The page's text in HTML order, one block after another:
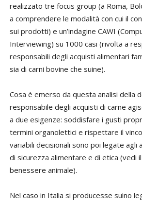
realizzato tre focus group (a Roma,
a comprendere le modalità con cui il
sui prodotti) e un’indagine CAWI
Interviewing) su 1000 casi (rivolta a
responsabili degli acquisti alimentari
sia di carni bovine che suine).
Cosa è emerso da questa analisi della
responsabile degli acquisti di carne
a due esigenze: soddisfare i gusti
termini organolettici e rispettare il
variabili decisionali sono poi legate agli
di sicurezza alimentare e di etica (vedi
benessere animale).
Nel caso in Italia si producesse suino